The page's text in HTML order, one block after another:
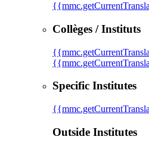
Collèges / Instituts
Specific Institutes
Outside Institutes